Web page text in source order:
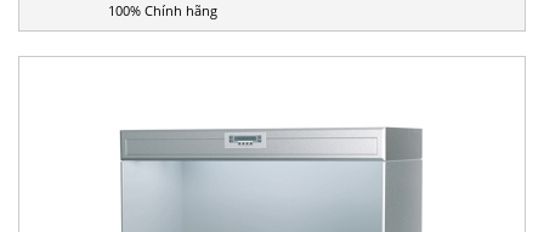
100% Chính hãng